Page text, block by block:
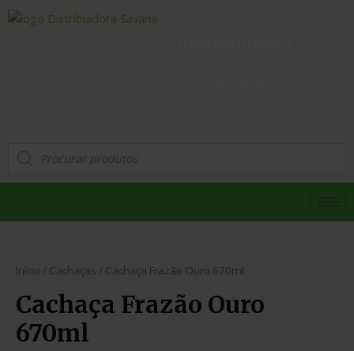
Início / Cachaças / Cachaça Frazão Ouro 670ml
Cachaça Frazão Ouro
670ml